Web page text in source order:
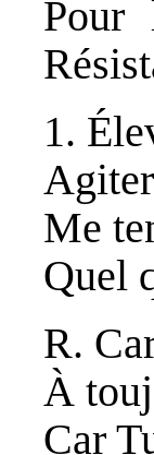
Pour
1.
Me
Quel
R.
À
Car